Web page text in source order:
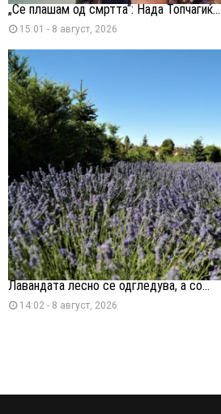
„Се плашам од смртта“: Нада Топчагиќ...
15:01 - 8 август, 2026
Лавандата лесно се одгледува, а со...
14:02 - 8 август, 2026